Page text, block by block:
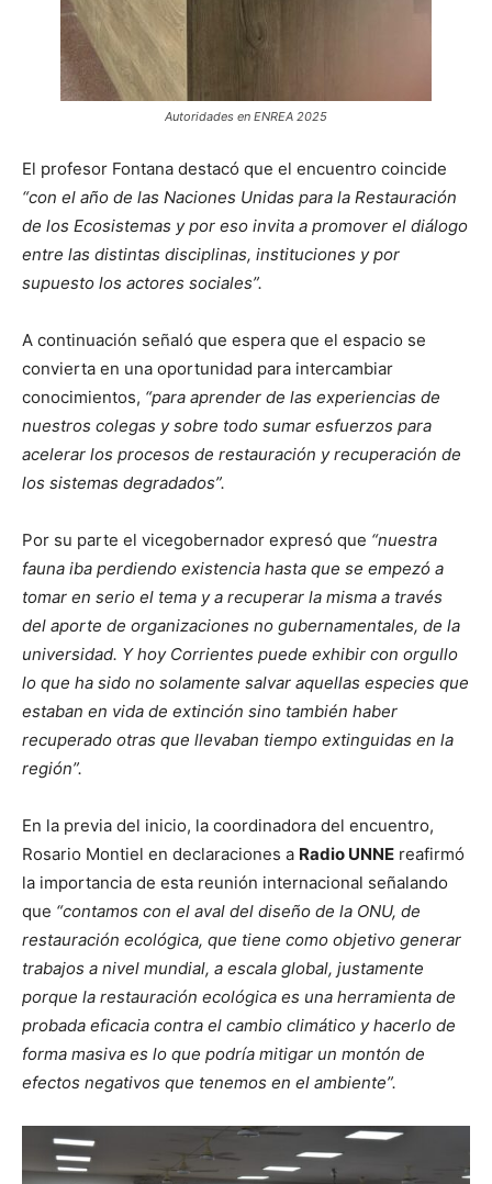
Autoridades en ENREA 2025
El profesor Fontana destacó que el encuentro coincide
“con el año de las Naciones Unidas para la Restauración
de los Ecosistemas y por eso invita a promover el diálogo
entre las distintas disciplinas, instituciones y por
supuesto los actores sociales”.
A continuación señaló que espera que el espacio se
convierta en una oportunidad para intercambiar
conocimientos, “para aprender de las experiencias de
nuestros colegas y sobre todo sumar esfuerzos para
acelerar los procesos de restauración y recuperación de
los sistemas degradados”.
Por su parte el vicegobernador expresó que “nuestra
fauna iba perdiendo existencia hasta que se empezó a
tomar en serio el tema y a recuperar la misma a través
del aporte de organizaciones no gubernamentales, de la
universidad. Y hoy Corrientes puede exhibir con orgullo
lo que ha sido no solamente salvar aquellas especies que
estaban en vida de extinción sino también haber
recuperado otras que llevaban tiempo extinguidas en la
región”.
En la previa del inicio, la coordinadora del encuentro,
Rosario Montiel en declaraciones a Radio UNNE reafirmó
la importancia de esta reunión internacional señalando
que “contamos con el aval del diseño de la ONU, de
restauración ecológica, que tiene como objetivo generar
trabajos a nivel mundial, a escala global, justamente
porque la restauración ecológica es una herramienta de
probada eficacia contra el cambio climático y hacerlo de
forma masiva es lo que podría mitigar un montón de
efectos negativos que tenemos en el ambiente”.